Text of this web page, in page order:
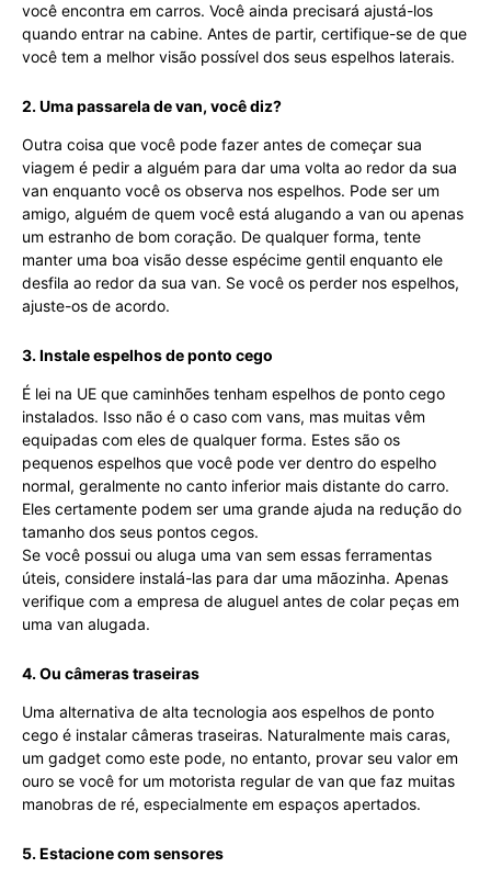
você encontra em carros. Você ainda precisará ajustá-los
quando entrar na cabine. Antes de partir, certifique-se de que
você tem a melhor visão possível dos seus espelhos laterais.
2. Uma passarela de van, você diz?
Outra coisa que você pode fazer antes de começar sua
viagem é pedir a alguém para dar uma volta ao redor da sua
van enquanto você os observa nos espelhos. Pode ser um
amigo, alguém de quem você está alugando a van ou apenas
um estranho de bom coração. De qualquer forma, tente
manter uma boa visão desse espécime gentil enquanto ele
desfila ao redor da sua van. Se você os perder nos espelhos,
ajuste-os de acordo.
3. Instale espelhos de ponto cego
É lei na UE que caminhões tenham espelhos de ponto cego
instalados. Isso não é o caso com vans, mas muitas vêm
equipadas com eles de qualquer forma. Estes são os
pequenos espelhos que você pode ver dentro do espelho
normal, geralmente no canto inferior mais distante do carro.
Eles certamente podem ser uma grande ajuda na redução do
tamanho dos seus pontos cegos.
Se você possui ou aluga uma van sem essas ferramentas
úteis, considere instalá-las para dar uma mãozinha. Apenas
verifique com a empresa de aluguel antes de colar peças em
uma van alugada.
4. Ou câmeras traseiras
Uma alternativa de alta tecnologia aos espelhos de ponto
cego é instalar câmeras traseiras. Naturalmente mais caras,
um gadget como este pode, no entanto, provar seu valor em
ouro se você for um motorista regular de van que faz muitas
manobras de ré, especialmente em espaços apertados.
5. Estacione com sensores